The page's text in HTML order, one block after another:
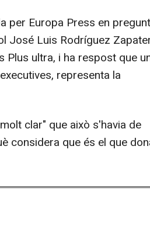
per Europa Press en
José Luis Rodríguez
ultra, i ha respost que
representa la
clar" que això s'havia de
considera que és el que